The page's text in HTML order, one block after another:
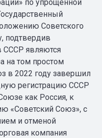
по упрощённой
Советского
подтвердив
СССР являются
на том простом
в 2022 году завершил
регистрацию СССР
как Россия, к
«Советский Союз», с
и отменой
компания